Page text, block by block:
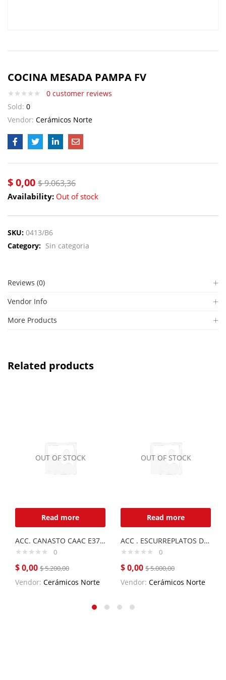
COCINA MESADA PAMPA FV
0 customer reviews
Sold: 0
Vendor: Cerámicos Norte
$0,00 $9.063,36
Availability: Out of stock
SKU: 0413/B6
Category: Sin categoria
Reviews (0)
Vendor Info
More Products
Related products
OUT OF STOCK
Read more
ACC. CANASTO CAAC E37 DE ACERO INOXIDABLE
0
$0,00 $5.200,00
Vendor: Cerámicos Norte
OUT OF STOCK
Read more
ACC . ESCURREPLATOS DE ACERO INOX.
0
$0,00 $5.000,00
Vendor: Cerámicos Norte